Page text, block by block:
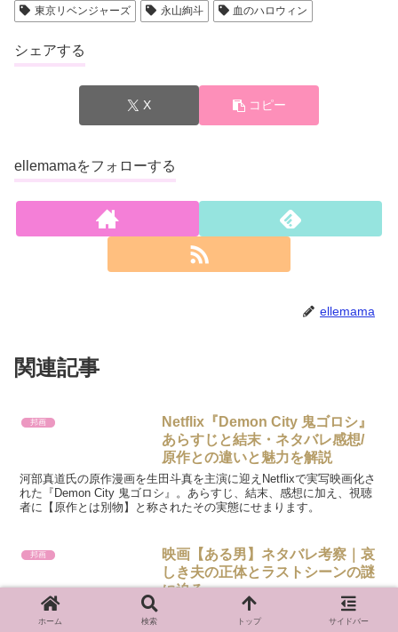
東京リベンジャーズ
永山絢斗 血のハロウィン
シェアする
X コピー
ellemamaをフォローする
ellemama
関連記事
邦画
Netflix『Demon City 鬼ゴロシ』
あらすじと結末・ネタバレ感想/
原作との違いと魅力を解説
河部真道氏の原作漫画を生田斗真を主演に迎えNetflixで実写映画化さ
れた『Demon City 鬼ゴロシ』。あらすじ、結末、感想に加え、視聴
者に【原作とは別物】と称されたその実態にせまります。
邦画
映画【ある男】ネタバレ考察｜哀
しき夫の正体とラストシーンの謎
に迫る
妻夫木聡×安藤サクラ×窪田正孝、出演のヒューマンサスペンス映画
『ある男』。本作を通じて描いたものは何なのか？ネタバレ考察して
ホーム 検索 トップ サイドバー